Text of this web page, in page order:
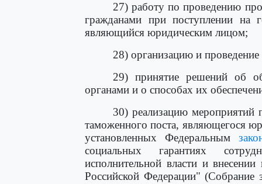
27) работу по проведению
гражданами при поступлении на
являющийся юридическим лицом;
28) организацию и
29) принятие решений об
органами и о способах их
30) реализацию
таможенного поста, являющегося
установленных Федеральным
социальных гарантиях
исполнительной власти и
Российской Федерации" (Собрание